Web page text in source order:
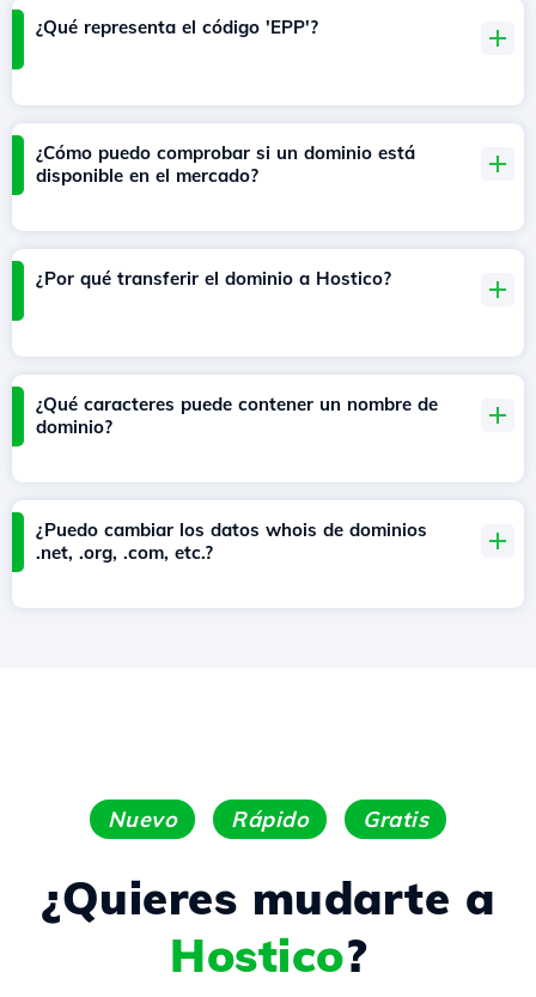
¿Qué representa el código 'EPP'?
¿Cómo puedo comprobar si un dominio está
disponible en el mercado?
¿Por qué transferir el dominio a Hostico?
¿Qué caracteres puede contener un nombre de
dominio?
¿Puedo cambiar los datos whois de dominios
.net, .org, .com, etc.?
Nuevo Rápido Gratis
¿Quieres mudarte a
Hostico?